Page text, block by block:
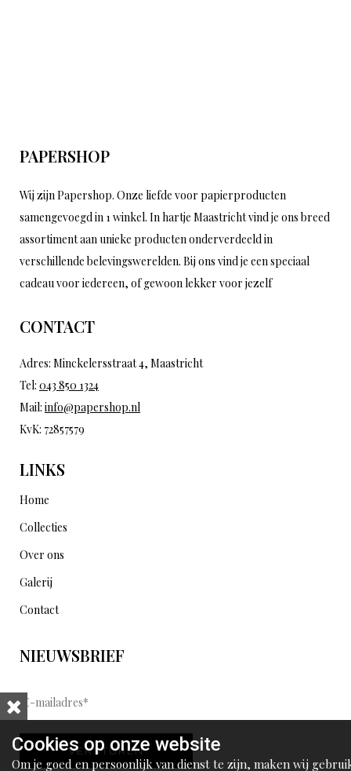
PAPERSHOP
Wij zijn Papershop. Onze liefde voor papierproducten
samengevoegd in 1 winkel. In hartje Maastricht vind je ons breed
assortiment aan unieke producten onderverdeeld in
verschillende belevingswerelden. Bij ons vind je een speciaal
cadeau voor iedereen, of gewoon lekker voor jezelf
CONTACT
Adres: Minckelersstraat 4, Maastricht
Tel: 043 850 1324
Mail: info@papershop.nl
KvK: 72857579
LINKS
Home
Collecties
Over ons
Galerij
Contact
NIEUWSBRIEF
E
-
m
a
VERSTUREN
Cookies op onze website
Om je goed en persoonlijk van dienst te zijn, maken wij